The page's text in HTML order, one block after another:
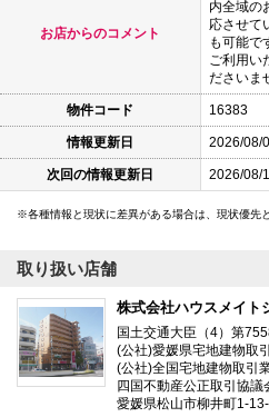
お店からのコメント
内全域の
応させて
も可能で
ご利用い
ださいま
物件コード 16383
情報更新日 2026/08/
次回の情報更新日 2026/08/
各種情報と現状に差異がある場合は、現状優先
取り扱い店舗
株式会社ハウスメイト
国土交通大臣（4）第
(公社)愛媛県宅地建物取
(公社)全国宅地建物取引
四国不動産公正取引協議
愛媛県松山市柳井町1-